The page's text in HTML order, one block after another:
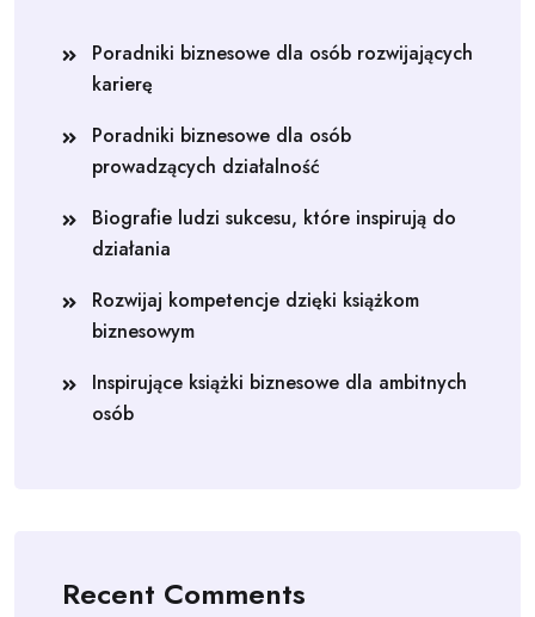
Poradniki biznesowe dla osób rozwijających
karierę
Poradniki biznesowe dla osób
prowadzących działalność
Biografie ludzi sukcesu, które inspirują do
działania
Rozwijaj kompetencje dzięki książkom
biznesowym
Inspirujące książki biznesowe dla ambitnych
osób
Recent Comments